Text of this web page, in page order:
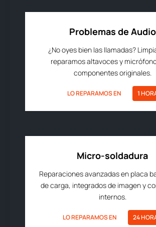
Problemas de Audio
¿No oyes bien las llamadas?
reparamos altavoces y
componentes originales.
LO REPARAMOS EN 1
Micro-soldadura
Reparaciones avanzadas en placa
de carga, integrados de imagen y
internos.
LO REPARAMOS EN 24